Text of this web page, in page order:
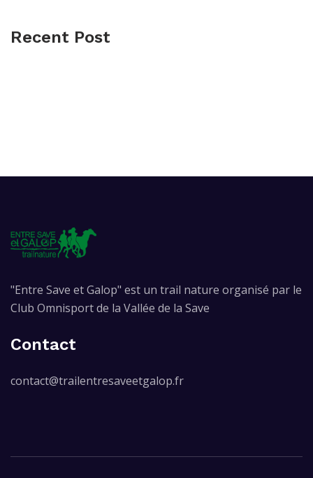
Recent Post
"Entre Save et Galop" est un trail nature organisé par le
Club Omnisport de la Vallée de la Save
Contact
contact@trailentresaveetgalop.fr